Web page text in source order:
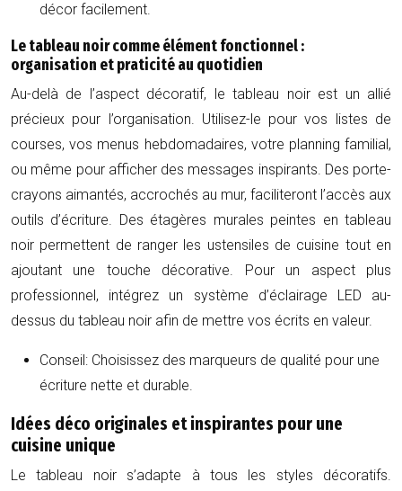
décor facilement.
Le tableau noir comme élément fonctionnel :
organisation et praticité au quotidien
Au-delà de l’aspect décoratif, le tableau noir est un allié
précieux pour l’organisation. Utilisez-le pour vos listes de
courses, vos menus hebdomadaires, votre planning familial,
ou même pour afficher des messages inspirants. Des porte-
crayons aimantés, accrochés au mur, faciliteront l’accès aux
outils d’écriture. Des étagères murales peintes en tableau
noir permettent de ranger les ustensiles de cuisine tout en
ajoutant une touche décorative. Pour un aspect plus
professionnel, intégrez un système d’éclairage LED au-
dessus du tableau noir afin de mettre vos écrits en valeur.
Conseil: Choisissez des marqueurs de qualité pour une
écriture nette et durable.
Idées déco originales et inspirantes pour une
cuisine unique
Le tableau noir s’adapte à tous les styles décoratifs.